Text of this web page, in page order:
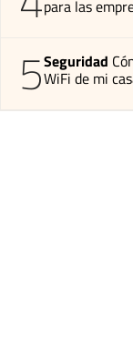
para las
5Seguridad
WiFi de mi